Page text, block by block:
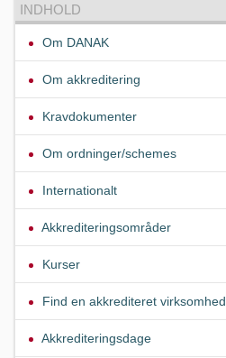
INDHOLD
Om DANAK
Om akkreditering
Kravdokumenter
Om ordninger/schemes
Internationalt
Akkrediteringsområder
Kurser
Find en akkrediteret virksomhed
Akkrediteringsdage